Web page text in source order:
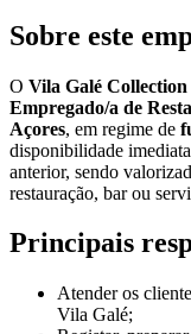
Sobre este
O Vila Galé
Empregado/a de
Açores, em regime de
disponibilidade
anterior, sendo
restauração, bar ou
Principais
Atender os
Vila Galé;